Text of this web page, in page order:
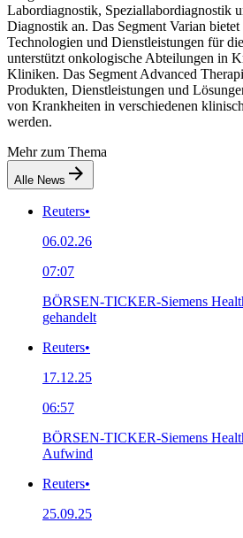
Labordiagnostik, Speziallabordiagnostik
Diagnostik an. Das Segment Varian
Technologien und Dienstleistungen für
unterstützt onkologische Abteilungen in
Kliniken. Das Segment Advanced
Produkten, Dienstleistungen und
von Krankheiten in verschiedenen
werden.
Mehr zum Thema
Alle News
Reuters•
06.02.26
07:07
BÖRSEN-TICKER-Siemens
gehandelt
Reuters•
17.12.25
06:57
BÖRSEN-TICKER-Siemens
Aufwind
Reuters•
25.09.25